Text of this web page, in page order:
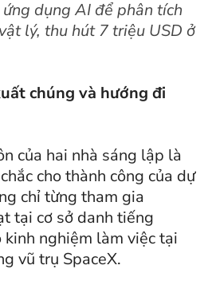
dụng AI để phân tích
lý, thu hút 7 triệu USD ở
chúng và hướng đi
của hai nhà sáng lập là
cho thành công của dự
chỉ từng tham gia
tại cơ sở danh tiếng
kinh nghiệm làm việc tại
vũ trụ SpaceX.